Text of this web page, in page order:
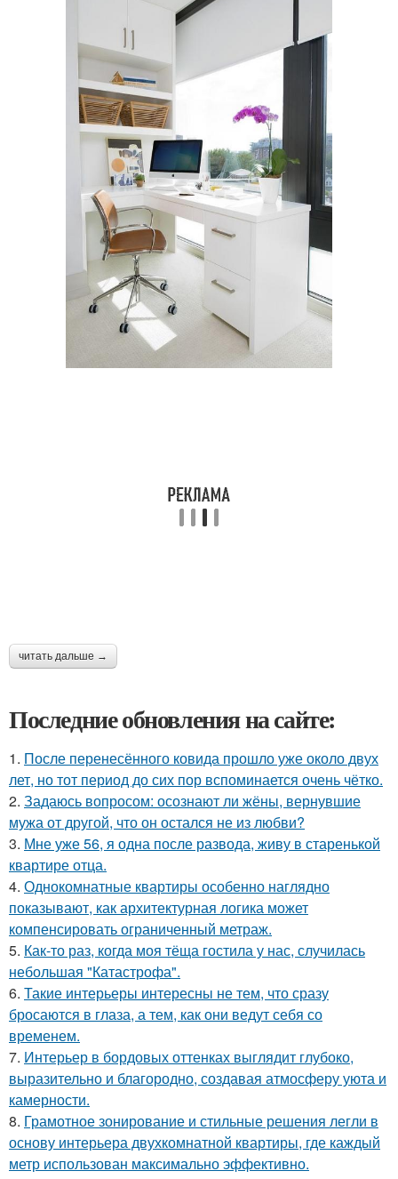
читать дальше →
Последние обновления на сайте:
1. После перенесённого ковида прошло уже около двух
лет, но тот период до сих пор вспоминается очень чётко.
2. Задаюсь вопросом: осознают ли жёны, вернувшие
мужа от другой, что он остался не из любви?
3. Мне уже 56, я одна после развода, живу в старенькой
квартире отца.
4. Однокомнатные квартиры особенно наглядно
показывают, как архитектурная логика может
компенсировать ограниченный метраж.
5. Как-то раз, когда моя тёща гостила у нас, случилась
небольшая "Катастрофа".
6. Такие интерьеры интересны не тем, что сразу
бросаются в глаза, а тем, как они ведут себя со
временем.
7. Интерьер в бордовых оттенках выглядит глубоко,
выразительно и благородно, создавая атмосферу уюта и
камерности.
8. Грамотное зонирование и стильные решения легли в
основу интерьера двухкомнатной квартиры, где каждый
метр использован максимально эффективно.